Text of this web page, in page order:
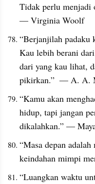
Tidak perlu menjadi
— Virginia Woolf
“Berjanjilah padaku
Kau lebih berani
dari yang kau lihat,
pikirkan.”  — A. A.
“Kamu akan
hidup, tapi jangan
dikalahkan.” —
“Masa depan
keindahan mimpi
“Luangkan waktu